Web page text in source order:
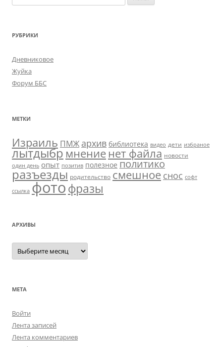
РУБРИКИ
Дневниковое
Жуйка
Форум ББС
МЕТКИ
Израиль ПМЖ архив библиотека видео дети избраное
лытдыбрмнение нет файла новости
один день опыт позитив полезное политико
разъезды родительство смешное снос софт
ссылка фотофразы
АРХИВЫ
Архивы
МЕТА
Войти
Лента записей
Лента комментариев